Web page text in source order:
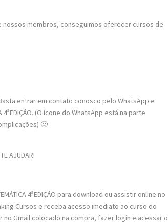
nossos membros, conseguimos oferecer cursos de
entrar em contato conosco pelo WhatsApp e
4ªEDIÇÃO. (O ícone do WhatsApp está na parte
🙂
AJUDAR!
4ªEDIÇÃO para download ou assistir online no
Cursos e receba acesso imediato ao curso do
Gmail colocado na compra, fazer login e acessar o